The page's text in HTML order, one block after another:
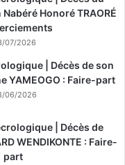
Honoré TRAORÉ
07/2026
| Décès de son
YAMEOGO : Faire-part
06/2026
| Décès de
WENDIKONTE : Faire-
part